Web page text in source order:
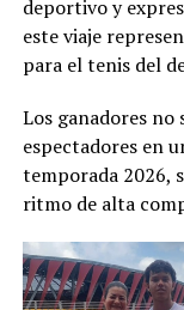
deportivo y
este viaje
para el tenis del
Los ganadores
espectadores en
temporada 2026,
ritmo de alta